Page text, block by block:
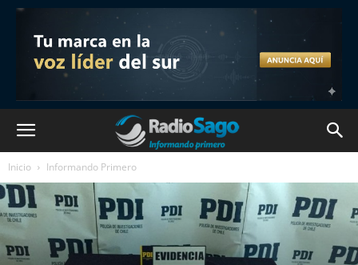
Inicio Informando Primero